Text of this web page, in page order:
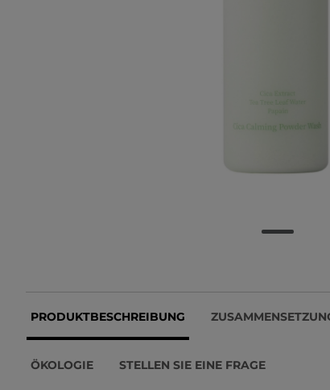
PRODUKTBESCHREIBUNG
ÖKOLOGIE STELLEN SIE EINE FRAGE